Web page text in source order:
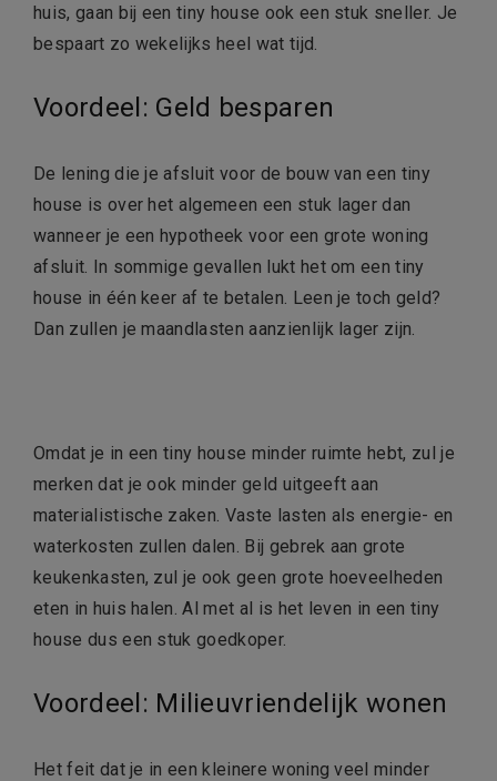
huis, gaan bij een tiny house ook een stuk sneller. Je
bespaart zo wekelijks heel wat tijd.
Voordeel: Geld besparen
De lening die je afsluit voor de bouw van een tiny
house is over het algemeen een stuk lager dan
wanneer je een hypotheek voor een grote woning
afsluit. In sommige gevallen lukt het om een tiny
house in één keer af te betalen. Leen je toch geld?
Dan zullen je maandlasten aanzienlijk lager zijn.
Omdat je in een tiny house minder ruimte hebt, zul je
merken dat je ook minder geld uitgeeft aan
materialistische zaken. Vaste lasten als energie- en
waterkosten zullen dalen. Bij gebrek aan grote
keukenkasten, zul je ook geen grote hoeveelheden
eten in huis halen. Al met al is het leven in een tiny
house dus een stuk goedkoper.
Voordeel: Milieuvriendelijk wonen
Het feit dat je in een kleinere woning veel minder